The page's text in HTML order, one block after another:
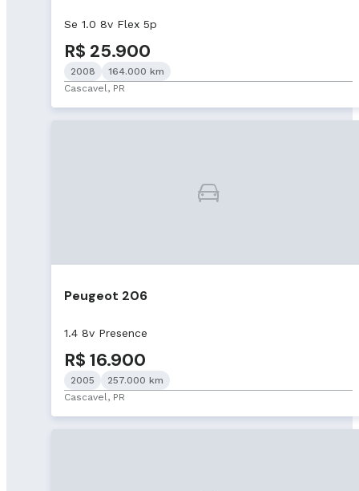
Se 1.0 8v Flex 5p
R$ 25.900
2008
164.000 km
Cascavel, PR
Peugeot 206
1.4 8v Presence
R$ 16.900
2005
257.000 km
Cascavel, PR